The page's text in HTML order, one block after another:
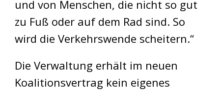
und von Menschen, die nicht so gut
zu Fuß oder auf dem Rad sind. So
wird die Verkehrswende scheitern.“
Die Verwaltung erhält im neuen
Koalitionsvertrag kein eigenes